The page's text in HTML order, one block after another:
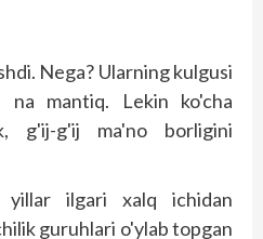
Nega? Ularning kulgusi
mantiq. Lekin ko'cha
g'ij-g'ij ma'no borligini
ilgari xalq ichidan
guruhlari o'ylab topgan